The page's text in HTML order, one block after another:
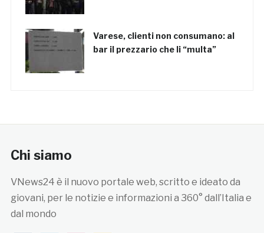
Varese, clienti non consumano: al
bar il prezzario che li “multa”
Chi siamo
VNews24 è il nuovo portale web, scritto e ideato da
giovani, per le notizie e informazioni a 360° dall’Italia e
dal mondo